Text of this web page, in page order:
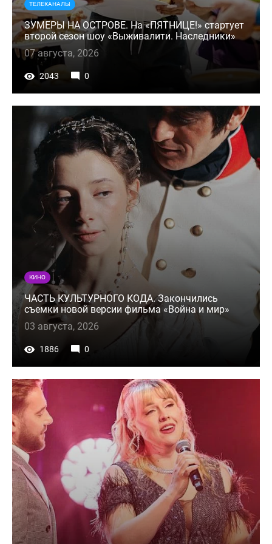
ТЕЛЕКАНАЛЫ
ЗУМЕРЫ НА ОСТРОВЕ. На «ПЯТНИЦЕ!» стартует
второй сезон шоу «Выживалити. Наследники»
07 августа, 2026
2043 0
КИНО
ЧАСТЬ КУЛЬТУРНОГО КОДА. Закончились
съемки новой версии фильма «Война и мир»
03 августа, 2026
1886 0